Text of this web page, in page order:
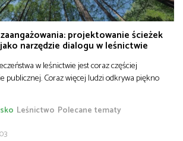
projektowanie ścieżek
narzędzie dialogu w leśnictwie
w leśnictwie jest coraz częściej
publicznej. Coraz więcej ludzi odkrywa piękno
Leśnictwo Polecane tematy